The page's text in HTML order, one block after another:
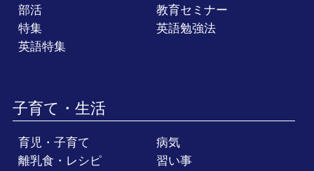
部活
教育セミナー
特集
英語勉強法
英語特集
子育て・生活
育児・子育て
病気
離乳食・レシピ
習い事